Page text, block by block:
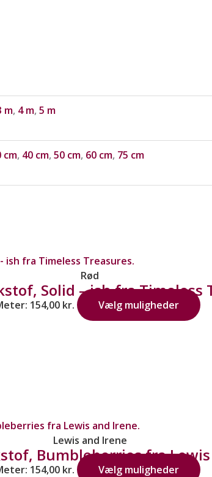
m, 4 m, 5 m
cm, 40 cm, 50 cm, 60 cm, 75 cm
Rød
Solid – ish fra Timeless
154,00 kr. Vælg muligheder
Lewis and Irene
Bumbleberries fra
154,00 kr. Vælg muligheder